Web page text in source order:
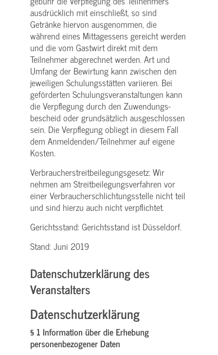
ausdrücklich mit einschließt, so sind
Getränke hiervon ausgenommen, die
während eines Mittagessens gereicht werden
und die vom Gastwirt direkt mit dem
Teilnehmer abgerechnet werden. Art und
Umfang der Bewirtung kann zwischen den
jeweiligen Schulungsstätten variieren. Bei
geförderten Schulungs­veranstaltungen kann
die Verpflegung durch den Zuwendungs­
bescheid oder grundsätzlich ausgeschlossen
sein. Die Verpflegung obliegt in diesem Fall
dem Anmeldenden/­Teilnehmer auf eigene
Kosten.
Verbraucher­streitbeilegungs­gesetz: Wir
nehmen am Streit­beilegungs­verfahren vor
einer Verbraucher­schlichtungs­stelle nicht teil
und sind hierzu auch nicht verpflichtet.
Gerichtsstand: Gerichtsstand ist Düsseldorf.
Stand: Juni 2019
Datenschutzerklärung des
Veranstalters
Datenschutzerklärung
§ 1 Information über die Erhebung
personenbezogener Daten